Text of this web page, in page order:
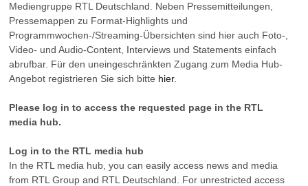
Mediengruppe RTL Deutschland. Neben Pressemitteilungen,
Pressemappen zu Format-Highlights und
Programmwochen-/Streaming-Übersichten sind hier auch Foto-,
Video- und Audio-Content, Interviews und Statements einfach
abrufbar. Für den uneingeschränkten Zugang zum Media Hub-
Angebot registrieren Sie sich bitte hier.
Please log in to access the requested page in the RTL
media hub.
Log in to the RTL media hub
In the RTL media hub, you can easily access news and media
from RTL Group and RTL Deutschland. For unrestricted access